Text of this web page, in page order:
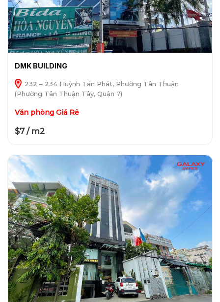
DMK BUILDING
232 – 234 Huỳnh Tấn Phát, Phường Tân Thuận
(Phường Tân Thuận Tây, Quận 7)
Văn phòng Giá Rẻ
$7 / m2